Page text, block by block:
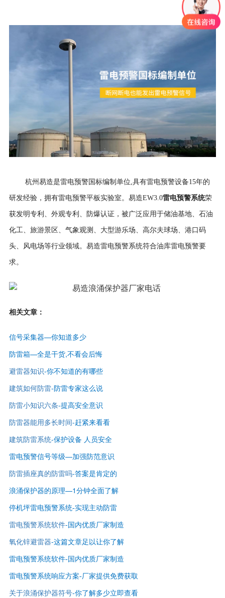
杭州易造是雷电预警国标编制单位,具有雷电预警设备15年的
研发经验，拥有雷电预警平板实验室。易造EW3.0雷电预警系统荣
获发明专利、外观专利、防爆认证，被广泛应用于储油基地、石油
化工、旅游景区、气象观测、大型游乐场、高尔夫球场、港口码
头、风电场等行业领域。易造雷电预警系统符合油库雷电预警要
求。
相关文章：
信号采集器—你知道多少
防雷箱—全是干货,不看会后悔
避雷器知识-你不知道的有哪些
建筑如何防雷-防雷专家这么说
防雷小知识六条-提高安全意识
防雷器能用多长时间-赶紧来看看
建筑防雷系统-保护设备 人员安全
雷电预警信号等级—加强防范意识
防雷插座真的防雷吗-答案是肯定的
浪涌保护器的原理—1分钟全面了解
停机坪雷电预警系统-实现主动防雷
雷电预警系统软件-国内优质厂家制造
氧化锌避雷器-这篇文章足以让你了解
雷电预警系统软件-国内优质厂家制造
雷电预警系统响应方案-厂家提供免费获取
关于浪涌保护器符号-你了解多少立即查看